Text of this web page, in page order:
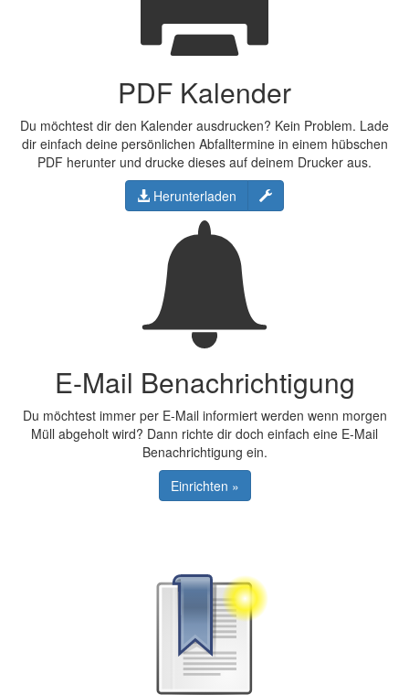
PDF Kalender
Du möchtest dir den Kalender ausdrucken? Kein Problem. Lade
dir einfach deine persönlichen Abfalltermine in einem hübschen
PDF herunter und drucke dieses auf deinem Drucker aus.
Herunterladen
Konfigurieren
E-Mail Benachrichtigung
Du möchtest immer per E-Mail informiert werden wenn morgen
Müll abgeholt wird? Dann richte dir doch einfach eine E-Mail
Benachrichtigung ein.
Einrichten »